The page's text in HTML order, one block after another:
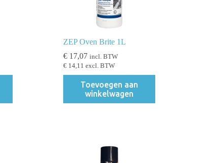
ZEP Oven Brite 1L
€17,07 incl. BTW
€14,11 excl. BTW
Toevoegen aan
winkelwagen